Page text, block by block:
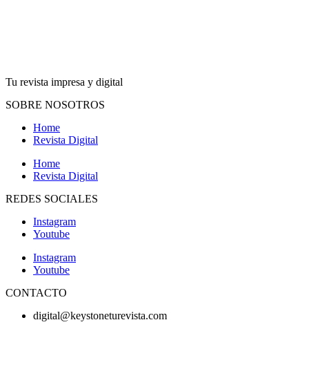
Tu revista impresa y digital
SOBRE NOSOTROS
Home
Revista Digital
Home
Revista Digital
REDES SOCIALES
Instagram
Youtube
Instagram
Youtube
CONTACTO
digital@keystoneturevista.com